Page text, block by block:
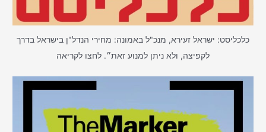
כלכליסט: ישראל זעירא, מנכ"ל באמונה: מחירי הנדל"ן בישראל בדרך
לקפיצה, ולא ניתן למנוע זאת״. לחצו לקריאה